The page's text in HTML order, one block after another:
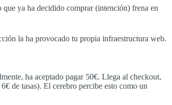
ya ha decidido comprar (intención) frena en
la ha provocado tu propia infraestructura web.
ha aceptado pagar 50€. Llega al checkout,
de tasas). El cerebro percibe esto como un